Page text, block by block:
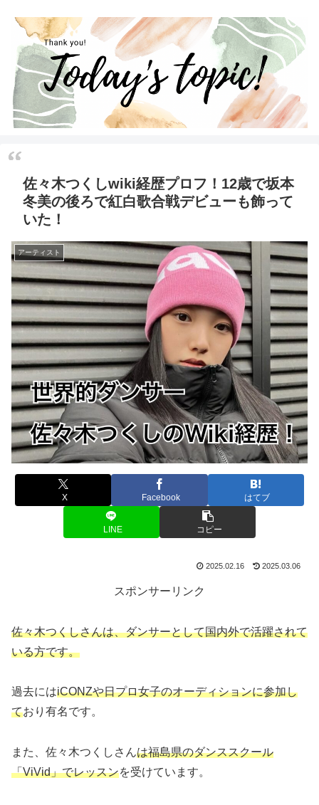
佐々木つくしwiki経歴プロフ！12歳で坂本
冬美の後ろで紅白歌合戦デビューも飾って
いた！
アーティスト
X Facebook はてブ
LINE コピー
2025.02.16 2025.03.06
スポンサーリンク
佐々木つくしさんは、ダンサーとして国内外で活躍されて
いる方です。
過去にはiCONZや日プロ女子のオーディションに参加し
ており有名です。
また、佐々木つくしさんは福島県のダンススクール
「ViVid」でレッスンを受けています。